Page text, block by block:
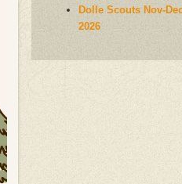
Dolle Scouts Nov-
2026